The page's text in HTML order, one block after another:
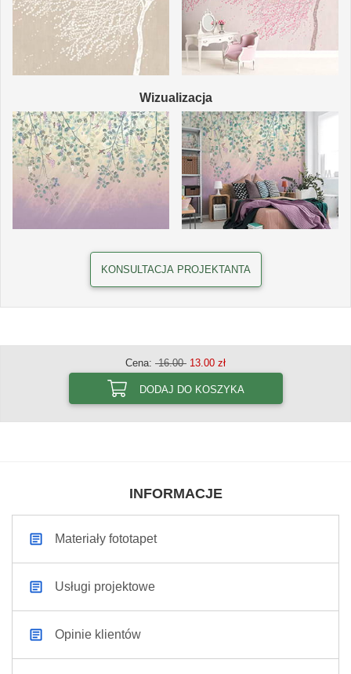
Wizualizacja
KONSULTACJA PROJEKTANTA
Cena: 16.00 13.00 zł
DODAJ DO KOSZYKA
INFORMACJE
Materiały fototapet
Usługi projektowe
Opinie klientów